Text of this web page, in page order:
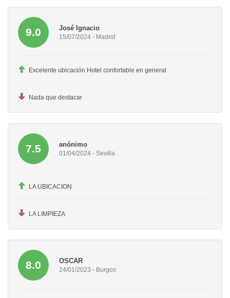
9.0 José Ignacio
15/07/2024 - Madrid
Excelente ubicación Hotel confortable en general
Nada que destacar
7.5 anónimo
01/04/2024 - Sevilla
LA UBICACION
LA LIMPIEZA
8.0 OSCAR
24/01/2023 - Burgos